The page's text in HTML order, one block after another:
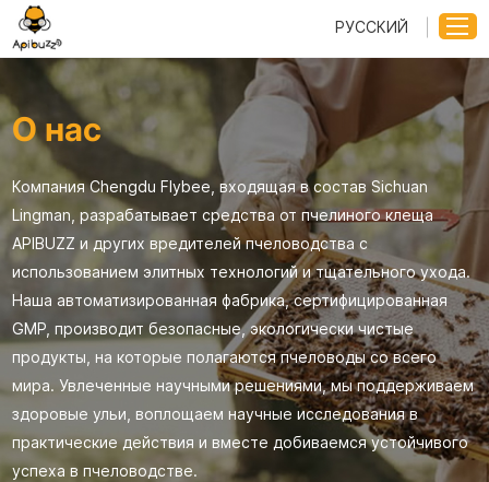
РУССКИЙ
О нас
Компания Chengdu Flybee, входящая в состав Sichuan
Lingman, разрабатывает средства от пчелиного клеща
APIBUZZ и других вредителей пчеловодства с
использованием элитных технологий и тщательного ухода.
Наша автоматизированная фабрика, сертифицированная
GMP, производит безопасные, экологически чистые
продукты, на которые полагаются пчеловоды со всего
мира. Увлеченные научными решениями, мы поддерживаем
здоровые ульи, воплощаем научные исследования в
практические действия и вместе добиваемся устойчивого
успеха в пчеловодстве.